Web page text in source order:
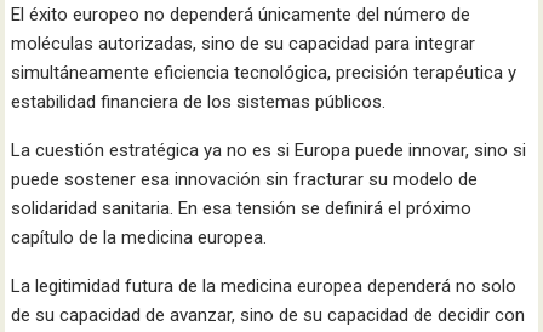
El éxito europeo no dependerá únicamente del número de
moléculas autorizadas, sino de su capacidad para integrar
simultáneamente eficiencia tecnológica, precisión terapéutica y
estabilidad financiera de los sistemas públicos.
La cuestión estratégica ya no es si Europa puede innovar, sino si
puede sostener esa innovación sin fracturar su modelo de
solidaridad sanitaria. En esa tensión se definirá el próximo
capítulo de la medicina europea.
La legitimidad futura de la medicina europea dependerá no solo
de su capacidad de avanzar, sino de su capacidad de decidir con